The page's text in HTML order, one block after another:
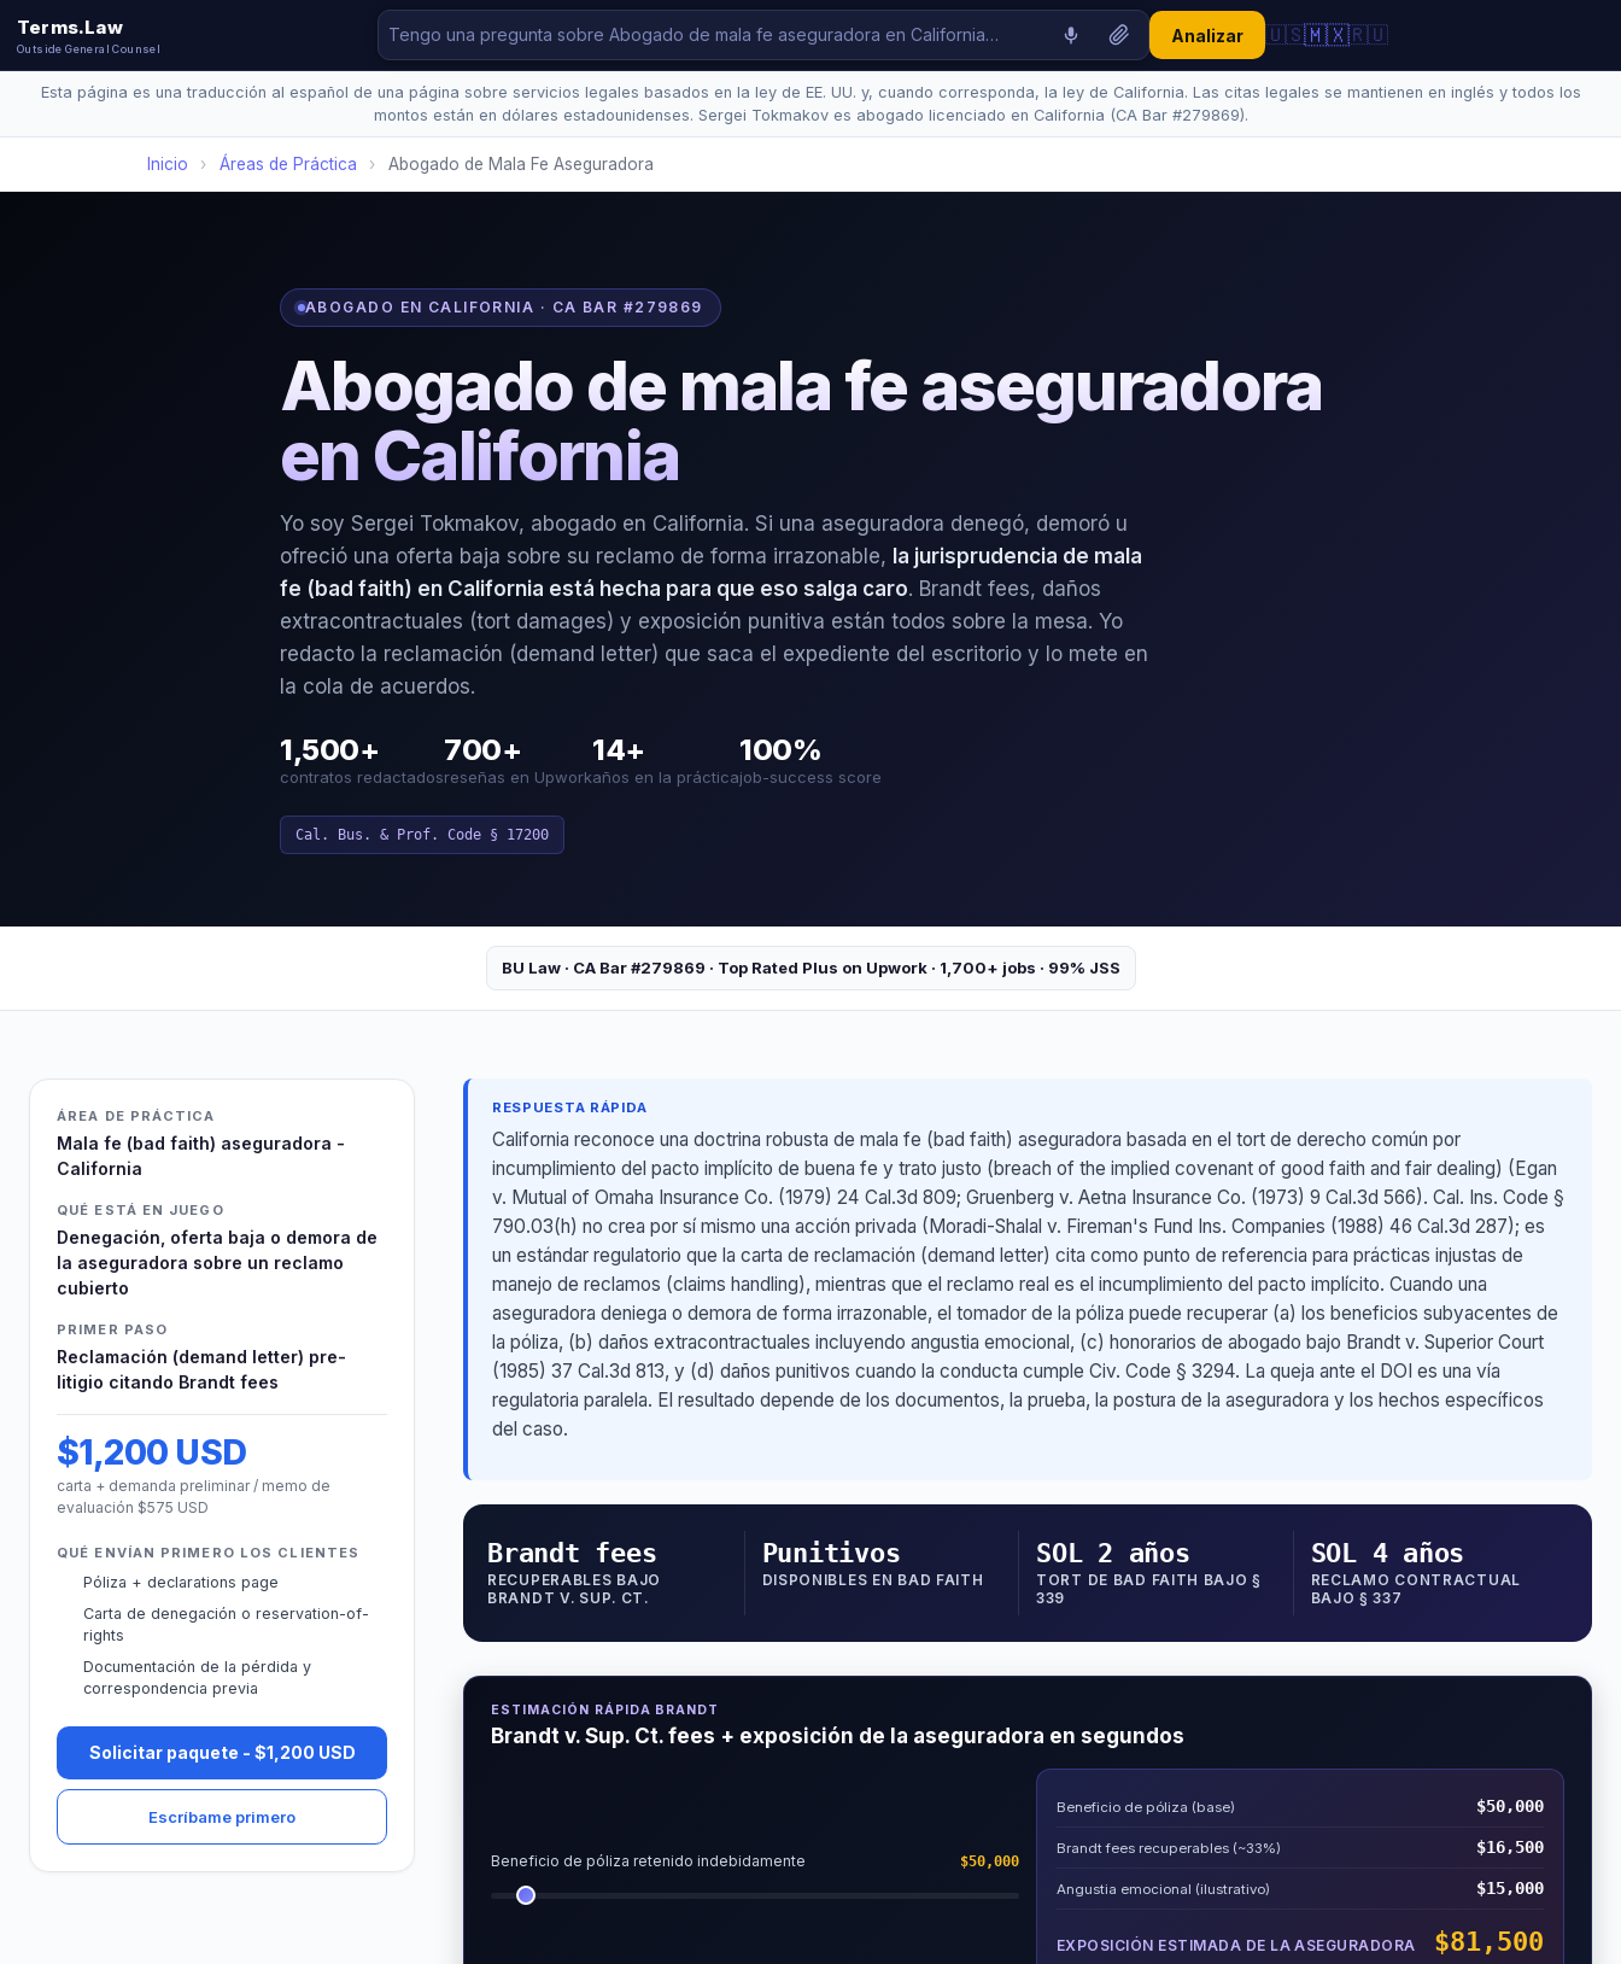
Terms.Law
Outside General Counsel
🇺🇸🇲🇽🇷🇺
Analizar
Esta página es una traducción al español de una página sobre servicios legales basados en la ley de EE. UU. y, cuando corresponda, la ley de California. Las citas legales se mantienen en inglés y todos los
montos están en dólares estadounidenses. Sergei Tokmakov es abogado licenciado en California (CA Bar #279869).
Inicio › Áreas de Práctica › Abogado de Mala Fe Aseguradora
ABOGADO EN CALIFORNIA · CA BAR #279869
Abogado de mala fe aseguradora
en California
Yo soy Sergei Tokmakov, abogado en California. Si una aseguradora denegó, demoró u
ofreció una oferta baja sobre su reclamo de forma irrazonable, la jurisprudencia de mala
fe (bad faith) en California está hecha para que eso salga caro. Brandt fees, daños
extracontractuales (tort damages) y exposición punitiva están todos sobre la mesa. Yo
redacto la reclamación (demand letter) que saca el expediente del escritorio y lo mete en
la cola de acuerdos.
1,500+
contratos redactados
700+
reseñas en Upwork
14+
años en la práctica
100%
job-success score
Cal. Bus. & Prof. Code § 17200
BU Law · CA Bar #279869 · Top Rated Plus on Upwork · 1,700+ jobs · 99% JSS
ÁREA DE PRÁCTICA
Mala fe (bad faith) aseguradora -
California
QUÉ ESTÁ EN JUEGO
Denegación, oferta baja o demora de
la aseguradora sobre un reclamo
cubierto
PRIMER PASO
Reclamación (demand letter) pre-
litigio citando Brandt fees
$1,200 USD
carta + demanda preliminar / memo de
evaluación $575 USD
QUÉ ENVÍAN PRIMERO LOS CLIENTES
Póliza + declarations page
Carta de denegación o reservation-of-
rights
Documentación de la pérdida y
correspondencia previa
Solicitar paquete - $1,200 USD
Escríbame primero
RESPUESTA RÁPIDA
California reconoce una doctrina robusta de mala fe (bad faith) aseguradora basada en el tort de derecho común por
incumplimiento del pacto implícito de buena fe y trato justo (breach of the implied covenant of good faith and fair dealing) (Egan
v. Mutual of Omaha Insurance Co. (1979) 24 Cal.3d 809; Gruenberg v. Aetna Insurance Co. (1973) 9 Cal.3d 566). Cal. Ins. Code §
790.03(h) no crea por sí mismo una acción privada (Moradi-Shalal v. Fireman's Fund Ins. Companies (1988) 46 Cal.3d 287); es
un estándar regulatorio que la carta de reclamación (demand letter) cita como punto de referencia para prácticas injustas de
manejo de reclamos (claims handling), mientras que el reclamo real es el incumplimiento del pacto implícito. Cuando una
aseguradora deniega o demora de forma irrazonable, el tomador de la póliza puede recuperar (a) los beneficios subyacentes de
la póliza, (b) daños extracontractuales incluyendo angustia emocional, (c) honorarios de abogado bajo Brandt v. Superior Court
(1985) 37 Cal.3d 813, y (d) daños punitivos cuando la conducta cumple Civ. Code § 3294. La queja ante el DOI es una vía
regulatoria paralela. El resultado depende de los documentos, la prueba, la postura de la aseguradora y los hechos específicos
del caso.
Brandt fees
RECUPERABLES BAJO
BRANDT V. SUP. CT.
Punitivos
DISPONIBLES EN BAD FAITH
SOL 2 años
TORT DE BAD FAITH BAJO §
339
SOL 4 años
RECLAMO CONTRACTUAL
BAJO § 337
ESTIMACIÓN RÁPIDA BRANDT
Brandt v. Sup. Ct. fees + exposición de la aseguradora en segundos
Beneficio de póliza retenido indebidamente $50,000
Beneficio de póliza (base) $50,000
Brandt fees recuperables (~33%) $16,500
Angustia emocional (ilustrativo) $15,000
EXPOSICIÓN ESTIMADA DE LA ASEGURADORA $81,500